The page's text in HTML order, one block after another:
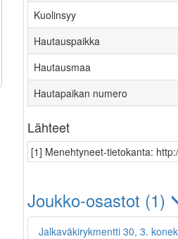
Kuolinsyy
Hautauspaikka
Hautausmaa
Hautapaikan numero
Lähteet
[1] Menehtyneet-tietokanta:
Joukko-osastot (1)
Jalkaväkirykmentti 30, 3.